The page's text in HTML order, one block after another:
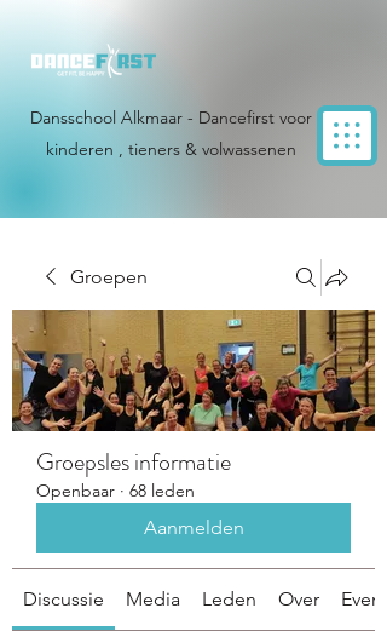
Dansschool Alkmaar - Dancefirst voor
kinderen , tieners & volwassenen
Groepen
Groepsles informatie
Openbaar · 68 leden
Aanmelden
Discussie Media Leden Over